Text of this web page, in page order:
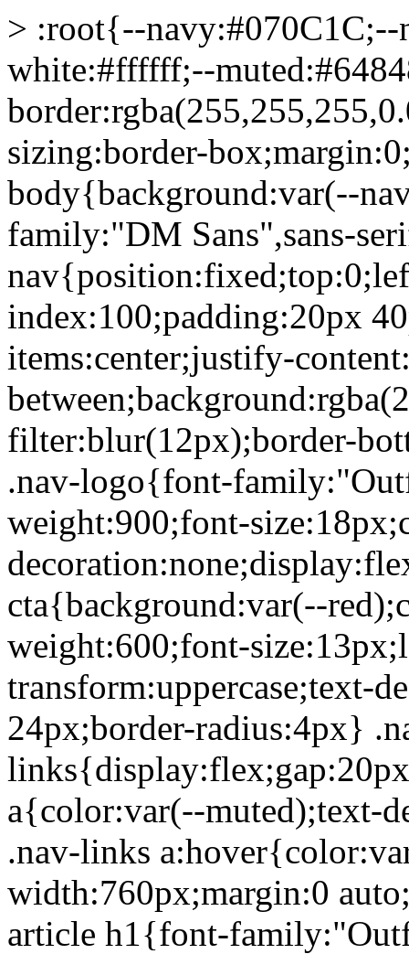
> :root{--
white:#ffffff;--
sizing:border-
body{background:var(--
family:"DM Sans",sans-
index:100;padding:20px
items:center;justify-
filter:blur(12px);border-
.nav-logo{font-
weight:900;font-
cta{background:var(--
weight:600;font-
transform:uppercase;text-
24px;border-radius:4px}
a{color:var(--muted);text-
.nav-links
width:760px;margin:0
article h1{font-